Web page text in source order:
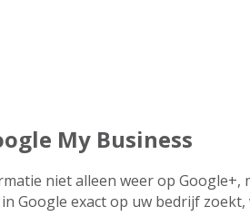
My Business
niet alleen weer op Google+,
Google exact op uw bedrijf